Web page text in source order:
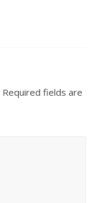
Required fields are